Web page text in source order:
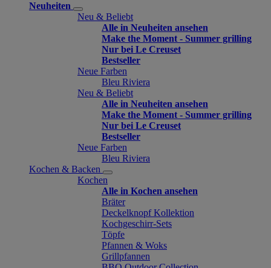
Neuheiten
Neu & Beliebt
Alle in Neuheiten ansehen
Make the Moment - Summer grilling
Nur bei Le Creuset
Bestseller
Neue Farben
Bleu Riviera
Neu & Beliebt
Alle in Neuheiten ansehen
Make the Moment - Summer grilling
Nur bei Le Creuset
Bestseller
Neue Farben
Bleu Riviera
Kochen & Backen
Kochen
Alle in Kochen ansehen
Bräter
Deckelknopf Kollektion
Kochgeschirr-Sets
Töpfe
Pfannen & Woks
Grillpfannen